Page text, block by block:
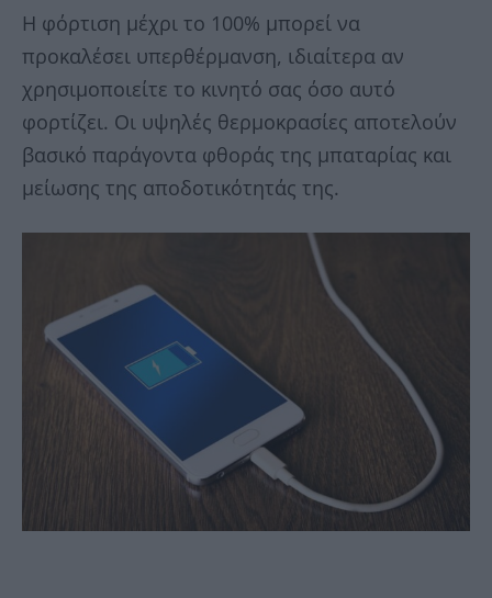
Η φόρτιση μέχρι το 100% μπορεί να
προκαλέσει υπερθέρμανση, ιδιαίτερα αν
χρησιμοποιείτε το κινητό σας όσο αυτό
φορτίζει. Οι υψηλές θερμοκρασίες αποτελούν
βασικό παράγοντα φθοράς της μπαταρίας και
μείωσης της αποδοτικότητάς της.